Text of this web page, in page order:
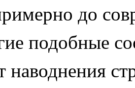
до
подобные
наводнения